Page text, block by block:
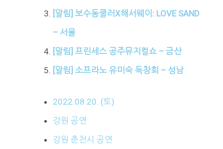
[알림] 보수동쿨러X해서웨이: LOVE SAND
– 서울
[알림] 프린세스 공주뮤지컬쇼 – 금산
[알림] 소프라노 유미숙 독창회 – 성남
2022.08.20. (토)
강원 공연
강원 춘천시 공연